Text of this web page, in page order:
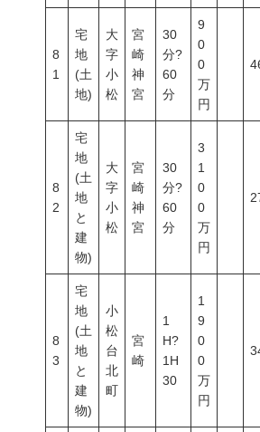
8
1
宅
地
(土
地)
大
字
小
松
宮
崎
神
宮
30
分?
60
分
9
0
0
万
円
8
2
宅
地
(土
地
と
建
物)
大
字
小
松
宮
崎
神
宮
30
分?
60
分
3
1
0
0
万
円
8
3
宅
地
(土
地
と
建
物)
小
松
台
北
町
宮
崎
1
H?
1H
30
1
9
0
0
万
円